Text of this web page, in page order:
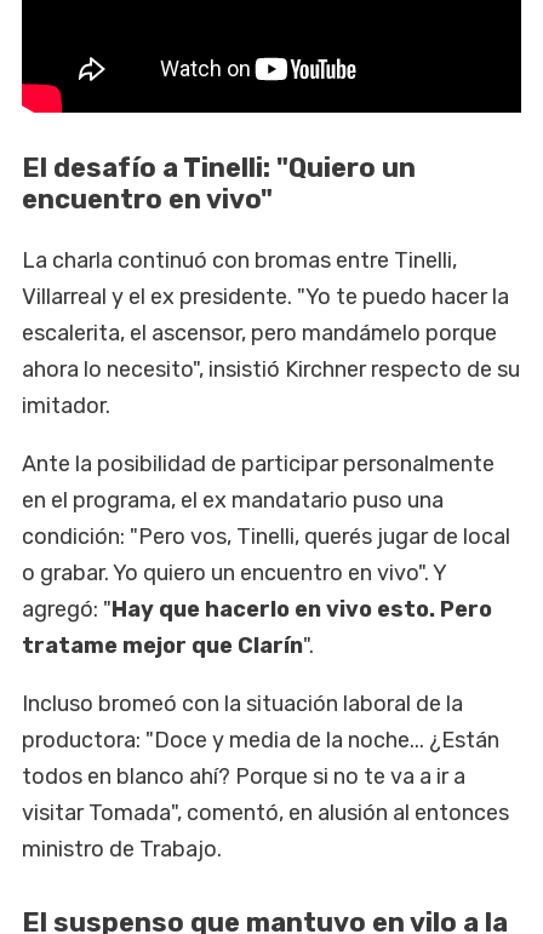
El desafío a Tinelli: "Quiero un
encuentro en vivo"
La charla continuó con bromas entre Tinelli,
Villarreal y el ex presidente. "Yo te puedo hacer la
escalerita, el ascensor, pero mandámelo porque
ahora lo necesito", insistió Kirchner respecto de su
imitador.
Ante la posibilidad de participar personalmente
en el programa, el ex mandatario puso una
condición: "Pero vos, Tinelli, querés jugar de local
o grabar. Yo quiero un encuentro en vivo". Y
agregó: "Hay que hacerlo en vivo esto. Pero
tratame mejor que Clarín".
Incluso bromeó con la situación laboral de la
productora: "Doce y media de la noche... ¿Están
todos en blanco ahí? Porque si no te va a ir a
visitar Tomada", comentó, en alusión al entonces
ministro de Trabajo.
El suspenso que mantuvo en vilo a la